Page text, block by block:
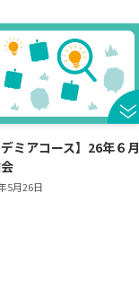
デミアコース】26年６月
5月26日